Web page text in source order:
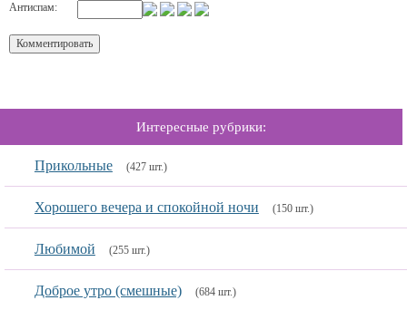
Антиспам:
Интересные рубрики:
Прикольные (427 шт.)
Хорошего вечера и спокойной ночи (150 шт.)
Любимой (255 шт.)
Доброе утро (смешные) (684 шт.)